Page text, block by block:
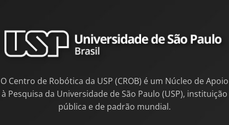
O Centro de Robótica da USP (CROB) é um Núcleo de Apoio
à Pesquisa da Universidade de São Paulo (USP), instituição
pública e de padrão mundial.